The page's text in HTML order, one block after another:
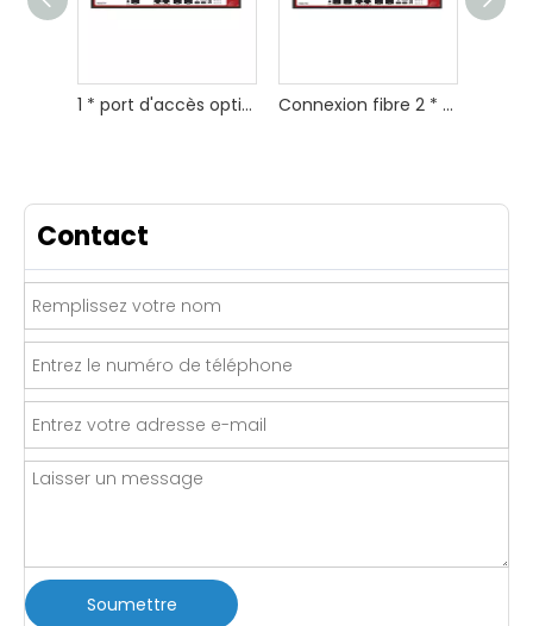
1 * port d'accès optique FTTH XGSPON OLT Connexion fibre 2 * ports XGSPON OLT
Contact
Soumettre